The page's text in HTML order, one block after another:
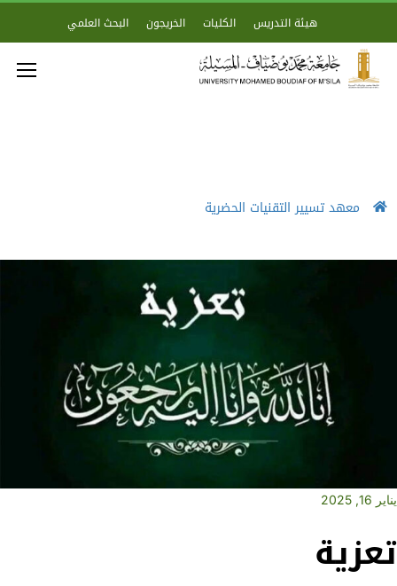
هيئة التدريس الكليات الخريجون البحث العلمي
معهد تسيير التقنيات الحضرية
يناير 16, 2025
تعزية